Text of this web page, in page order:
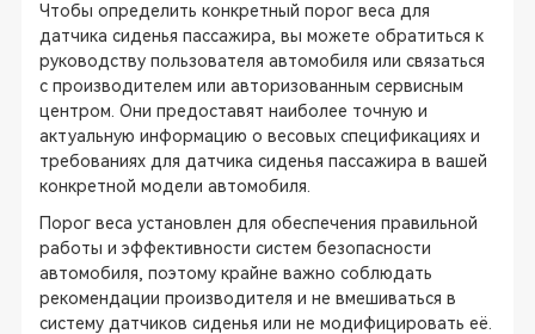
Чтобы определить конкретный порог веса для
датчика сиденья пассажира, вы можете обратиться к
руководству пользователя автомобиля или связаться
с производителем или авторизованным сервисным
центром. Они предоставят наиболее точную и
актуальную информацию о весовых спецификациях и
требованиях для датчика сиденья пассажира в вашей
конкретной модели автомобиля.
Порог веса установлен для обеспечения правильной
работы и эффективности систем безопасности
автомобиля, поэтому крайне важно соблюдать
рекомендации производителя и не вмешиваться в
систему датчиков сиденья или не модифицировать её.